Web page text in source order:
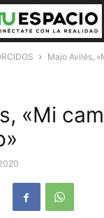
Majo Avilés,
«Mi